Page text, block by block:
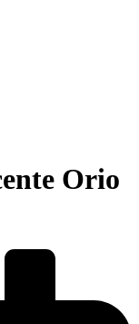
Orio